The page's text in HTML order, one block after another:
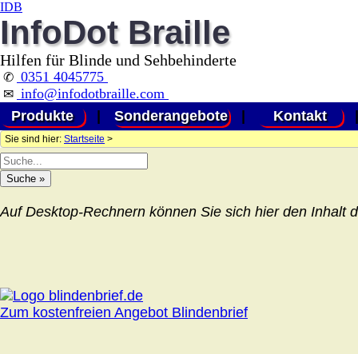
IDB
InfoDot Braille
Hilfen für Blinde und Sehbehinderte
✆ 0351 4045775
✉ info@infodotbraille.com
Produkte
Sonderangebote Kontakt
Sie sind hier: Startseite >
Auf Desktop-Rechnern können Sie sich hier den Inhalt
Zum kostenfreien Angebot Blindenbrief